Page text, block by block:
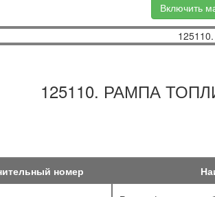
Включить
125110. РАМПА
номер